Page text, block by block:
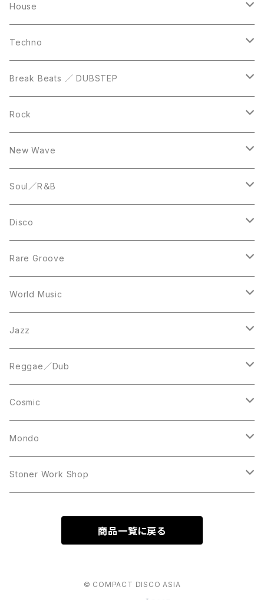
Casette Tape
12inch
DVD
12inch
LP
House
LP
12inch
10inch
Techno
12inch
LP
Break Beats ／ DUBSTEP
12inch
LP
Rock
12inch
LP
New Wave
12inch
LP
Soul／R＆B
LP
12inch
Disco
7inch
12inch
LP
Acetate Press
10inch
Rare Groove
12inch
LP
World Music
12inch
LP
Jazz
LP
12inch
Reggae／Dub
LP
12inch
Cosmic
12inch
LP
Mondo
LP
Stoner Work Shop
商品一覧に戻る
© COMPACT DISCO ASIA